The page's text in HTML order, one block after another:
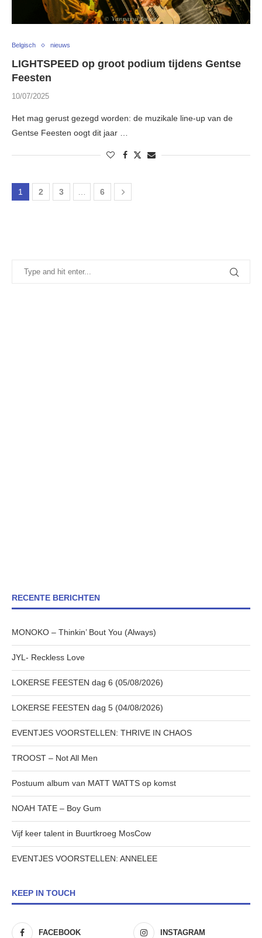
Belgisch nieuws
LIGHTSPEED op groot podium tijdens Gentse
Feesten
10/07/2025
Het mag gerust gezegd worden: de muzikale line-up van de
Gentse Feesten oogt dit jaar …
1 2 3 … 6
RECENTE BERICHTEN
MONOKO – Thinkin’ Bout You (Always)
JYL- Reckless Love
LOKERSE FEESTEN dag 6 (05/08/2026)
LOKERSE FEESTEN dag 5 (04/08/2026)
EVENTJES VOORSTELLEN: THRIVE IN CHAOS
TROOST – Not All Men
Postuum album van MATT WATTS op komst
NOAH TATE – Boy Gum
Vijf keer talent in Buurtkroeg MosCow
EVENTJES VOORSTELLEN: ANNELEE
KEEP IN TOUCH
FACEBOOK INSTAGRAM